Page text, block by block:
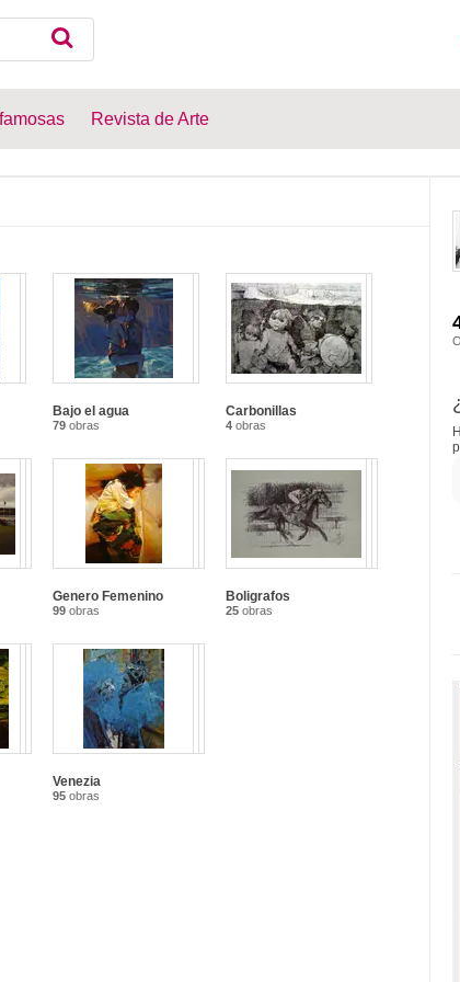
Revista de Arte
Bajo el agua
79 obras
Carbonillas
4 obras
Genero Femenino
99 obras
Boligrafos
25 obras
Venezia
95 obras